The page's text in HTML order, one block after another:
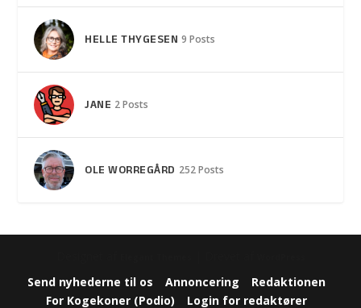
HELLE THYGESEN 9 Posts
JANE 2 Posts
OLE WORREGÅRD 252 Posts
Send nyhederne til os Annoncering
Redaktionen
For Kogekoner (Podio)
Login for redaktører